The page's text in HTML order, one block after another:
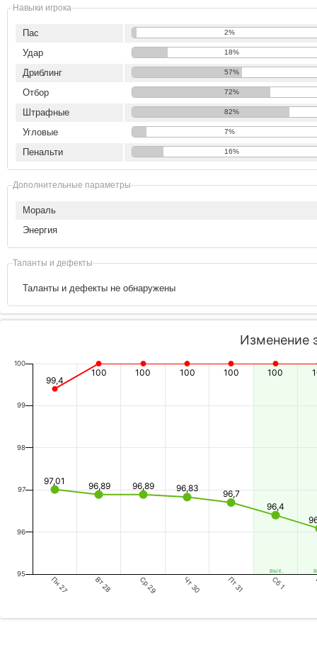
Навыки игрока
Пас 2%
Удар 18%
Дриблинг 57%
Отбор 72%
Штрафные 82%
Угловые 7%
Пенальти 16%
Дополнительные параметры
Мораль
Энергия
Таланты и дефекты
Таланты и дефекты не обнаружены
вых.
Изменение
97,01 96,89 96,89 96,83
96,7
96,4
99,4
100 100 100 100 100
Пн 27 Вт 28 Ср 29 Чт 30 Пт 31 Сб 1
95
96
97
98
99
100